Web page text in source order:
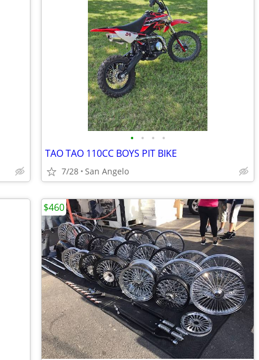
• • • •
TAO TAO 110CC BOYS PIT BIKE
7/28 San Angelo
$460